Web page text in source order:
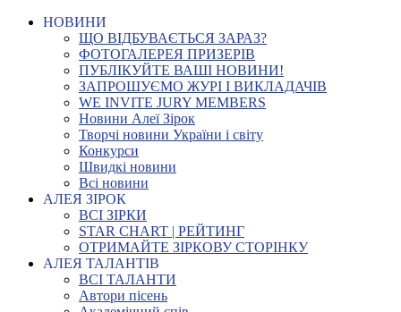
НОВИНИ
ЩО ВІДБУВАЄТЬСЯ ЗАРАЗ?
ФОТОГАЛЕРЕЯ ПРИЗЕРІВ
ПУБЛІКУЙТЕ ВАШІ НОВИНИ!
ЗАПРОШУЄМО ЖУРІ І ВИКЛАДАЧІВ
WE INVITE JURY MEMBERS
Новини Алеї Зірок
Творчі новини України і світу
Конкурси
Швидкі новини
Всі новини
АЛЕЯ ЗІРОК
ВСІ ЗІРКИ
STAR CHART | РЕЙТИНГ
ОТРИМАЙТЕ ЗІРКОВУ СТОРІНКУ
АЛЕЯ ТАЛАНТІВ
ВСІ ТАЛАНТИ
Автори пісень